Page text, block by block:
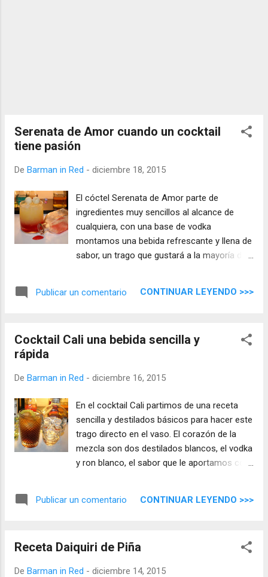
Serenata de Amor cuando un cocktail
tiene pasión
De Barman in Red - diciembre 18, 2015
El cóctel Serenata de Amor parte de
ingredientes muy sencillos al alcance de
cualquiera, con una base de vodka
montamos una bebida refrescante y llena de
sabor, un trago que gustará a la mayoría de
único.
Publicar un comentario CONTINUAR LEYENDO >>>
Cocktail Cali una bebida sencilla y
rápida
De Barman in Red - diciembre 16, 2015
En el cocktail Cali partimos de una receta
sencilla y destilados básicos para hacer este
trago directo en el vaso. El corazón de la
mezcla son dos destilados blancos, el vodka
y ron blanco, el sabor que le aportamos con
cierra este cóctel.
Publicar un comentario CONTINUAR LEYENDO >>>
Receta Daiquiri de Piña
De Barman in Red - diciembre 14, 2015